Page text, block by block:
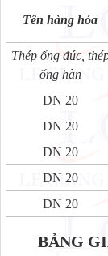
Tên hàng hóa
Thép ống đúc,
ống hàn
DN 20
DN 20
DN 20
DN 20
DN 20
BẢNG